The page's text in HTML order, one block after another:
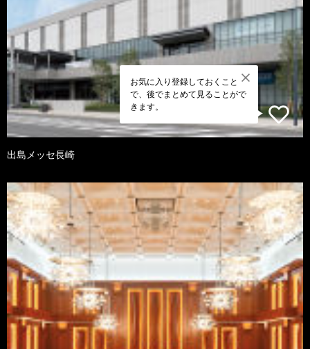
お気に入り登録しておくこと
で、後でまとめて見ることがで
きます。
出島メッセ長崎